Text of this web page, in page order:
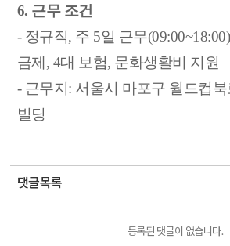
6. 근무 조건
- 정규직, 주 5일 근무
금제, 4대 보험, 문화생활비 지원
- 근무지: 서울시 마포구 월드컵북
빌딩
댓글목록
등록된 댓글이 없습니다.